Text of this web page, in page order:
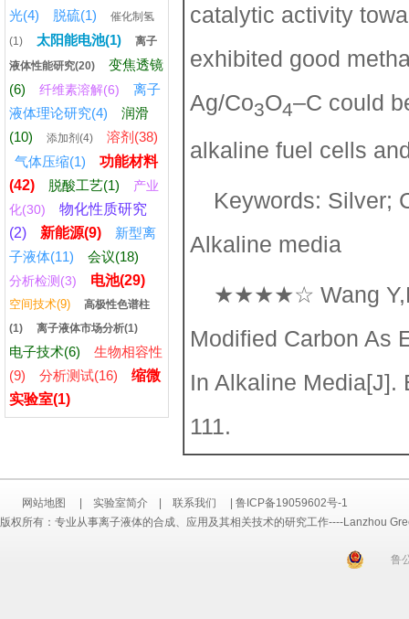
光(4)
脱硫(1)
催化制氢
(1)
太阳能电池(1)
离子
液体性能研究(20)
变焦透镜
(6)
纤维素溶解(6)
离子
液体理论研究(4)
润滑
(10)
添加剂(4)
溶剂(38)
气体压缩(1)
功能材料
(42)
脱酸工艺(1)
产业
化(30)
物化性质研究
(2)
新能源(9)
新型离
子液体(11)
会议(18)
分析检测(3) 电池(29)
空间技术(9)
高极性色谱柱
(1)
离子液体市场分析(1)
电子技术(6)
生物相容性
(9)
分析测试(16)
缩微
实验室(1)
catalytic activity
exhibited good
Ag/Co3O4–C could
alkaline fuel cells
Keywords: Silver;
Alkaline media
★★★★☆ Wang
Modified Carbon As
In Alkaline Media[J].
111.
网站地图 实验室简介 联系我们
鲁ICP备19059602号-1
版权所有：专业从事离子液体的合成、应用及其相关技术的研究工作----Lanzhou
鲁